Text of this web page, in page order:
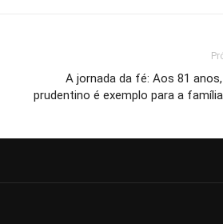
A jornada da fé: Aos 81
prudentino é exemplo para a